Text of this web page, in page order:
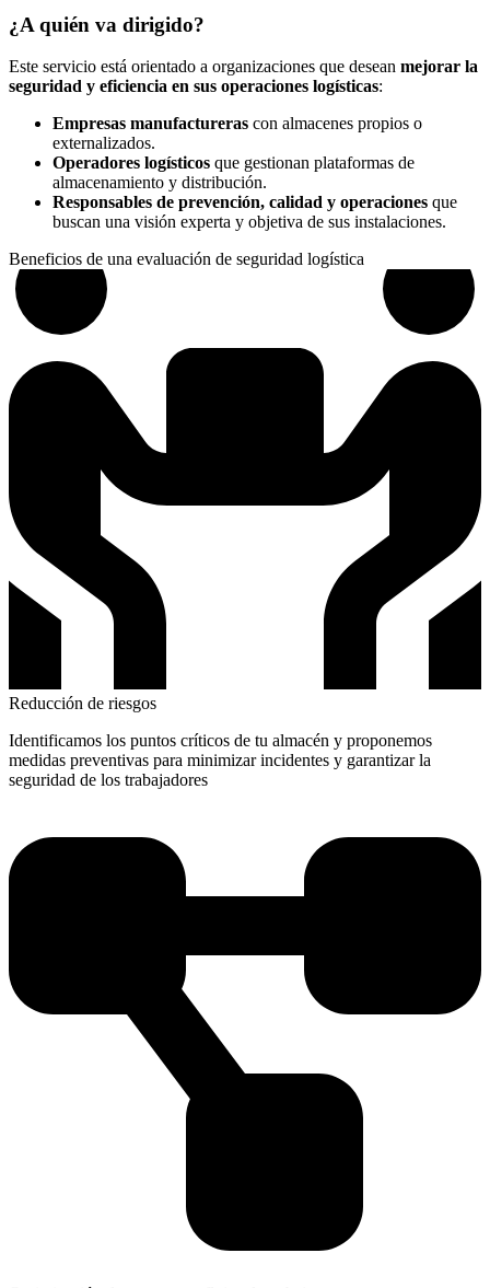
¿A quién va dirigido?
Este servicio está orientado a organizaciones que desean mejorar la
seguridad y eficiencia en sus operaciones logísticas:
Empresas manufactureras con almacenes propios o
externalizados.
Operadores logísticos que gestionan plataformas de
almacenamiento y distribución.
Responsables de prevención, calidad y operaciones que
buscan una visión experta y objetiva de sus instalaciones.
Beneficios de una evaluación de seguridad logística
Reducción de riesgos
Identificamos los puntos críticos de tu almacén y proponemos
medidas preventivas para minimizar incidentes y garantizar la
seguridad de los trabajadores